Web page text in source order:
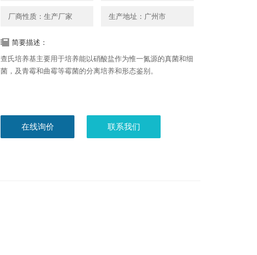
厂商性质：生产厂家 生产地址：广州市
简要描述：
查氏培养基主要用于培养能以硝酸盐作为惟一氮源的真菌和细
菌，及青霉和曲霉等霉菌的分离培养和形态鉴别。
在线询价 联系我们